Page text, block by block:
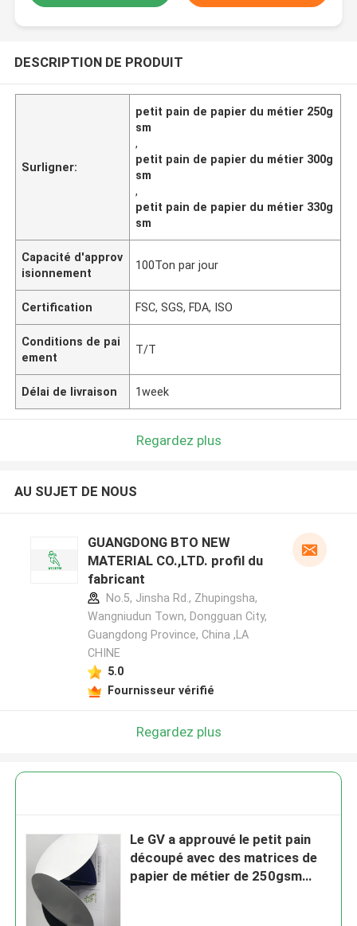
DESCRIPTION DE PRODUIT
Surligner:
petit pain de papier du métier 250g
sm
,
petit pain de papier du métier 300g
sm
,
petit pain de papier du métier 330g
sm
Capacité d'approv
isionnement
100Ton par jour
Certification FSC, SGS, FDA, ISO
Conditions de pai
ement
T/T
Délai de livraison 1week
Regardez plus
AU SUJET DE NOUS
GUANGDONG BTO NEW
MATERIAL CO.,LTD. profil du
fabricant
No.5, Jinsha Rd., Zhupingsha,
Wangniudun Town, Dongguan City,
Guangdong Province, China ,LA
CHINE
5.0
Fournisseur vérifié
Regardez plus
Le GV a approuvé le petit pain
découpé avec des matrices de
papier de métier de 250gsm